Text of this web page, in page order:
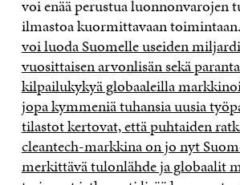
voi enää perustua luonnonvarojen
ilmastoa kuormittavaan toimintaan.
voi luoda Suomelle useiden
vuosittaisen arvonlisän sekä
kilpailukykyä globaaleilla
jopa kymmeniä tuhansia uusia
tilastot kertovat, että puhtaiden
cleantech-markkina on jo nyt
merkittävä tulonlähde ja globaalit